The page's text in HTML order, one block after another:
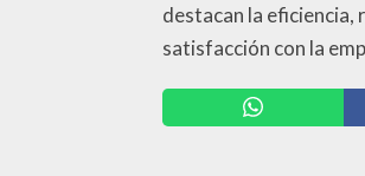
destacan la eficiencia,
satisfacción con la